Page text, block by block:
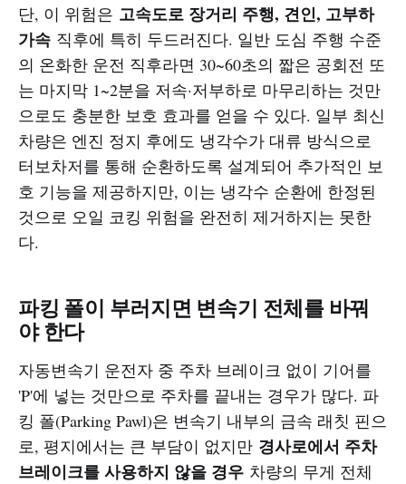
단, 이 위험은 고속도로 장거리 주행, 견인, 고부하
가속 직후에 특히 두드러진다. 일반 도심 주행 수준
의 온화한 운전 직후라면 30~60초의 짧은 공회전 또
는 마지막 1~2분을 저속·저부하로 마무리하는 것만
으로도 충분한 보호 효과를 얻을 수 있다. 일부 최신
차량은 엔진 정지 후에도 냉각수가 대류 방식으로
터보차저를 통해 순환하도록 설계되어 추가적인 보
호 기능을 제공하지만, 이는 냉각수 순환에 한정된
것으로 오일 코킹 위험을 완전히 제거하지는 못한
다.
파킹 폴이 부러지면 변속기 전체를 바꿔
야 한다
자동변속기 운전자 중 주차 브레이크 없이 기어를
'P'에 넣는 것만으로 주차를 끝내는 경우가 많다. 파
킹 폴(Parking Pawl)은 변속기 내부의 금속 래칫 핀으
로, 평지에서는 큰 부담이 없지만 경사로에서 주차
브레이크를 사용하지 않을 경우 차량의 무게 전체